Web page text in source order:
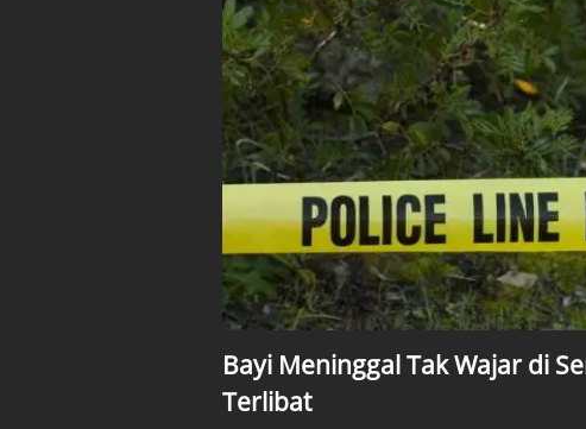
Bayi Meninggal Tak Wajar di
Terlibat